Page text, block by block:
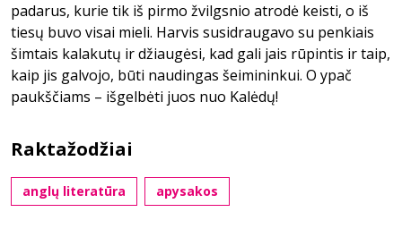
padarus, kurie tik iš pirmo žvilgsnio atrodė keisti, o iš
tiesų buvo visai mieli. Harvis susidraugavo su penkiais
šimtais kalakutų ir džiaugėsi, kad gali jais rūpintis ir taip,
kaip jis galvojo, būti naudingas šeimininkui. O ypač
paukščiams – išgelbėti juos nuo Kalėdų!
Raktažodžiai
anglų literatūra apysakos